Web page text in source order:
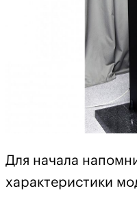
Для начала
характеристики